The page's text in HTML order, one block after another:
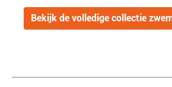
Bekijk de volledige collectie